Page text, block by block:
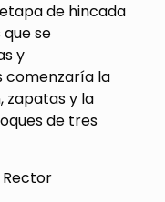
de hincada
se
y
comenzaría la
zapatas y la
de tres
Rector